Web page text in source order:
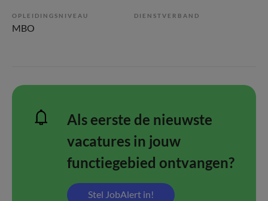
OPLEIDINGSNIVEAU
MBO
DIENSTVERBAND
Als eerste de nieuwste
vacatures in jouw
functiegebied ontvangen?
Stel JobAlert in!